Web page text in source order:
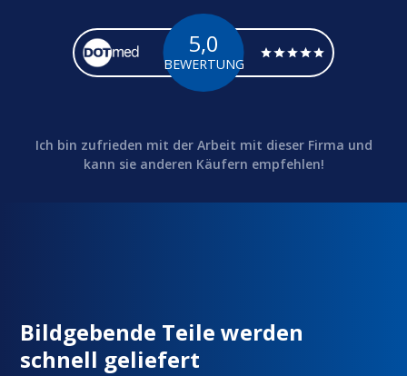
5,0
BEWERTUNG
Ich bin zufrieden mit der Arbeit mit dieser Firma und
kann sie anderen Käufern empfehlen!
Bildgebende Teile werden
schnell geliefert